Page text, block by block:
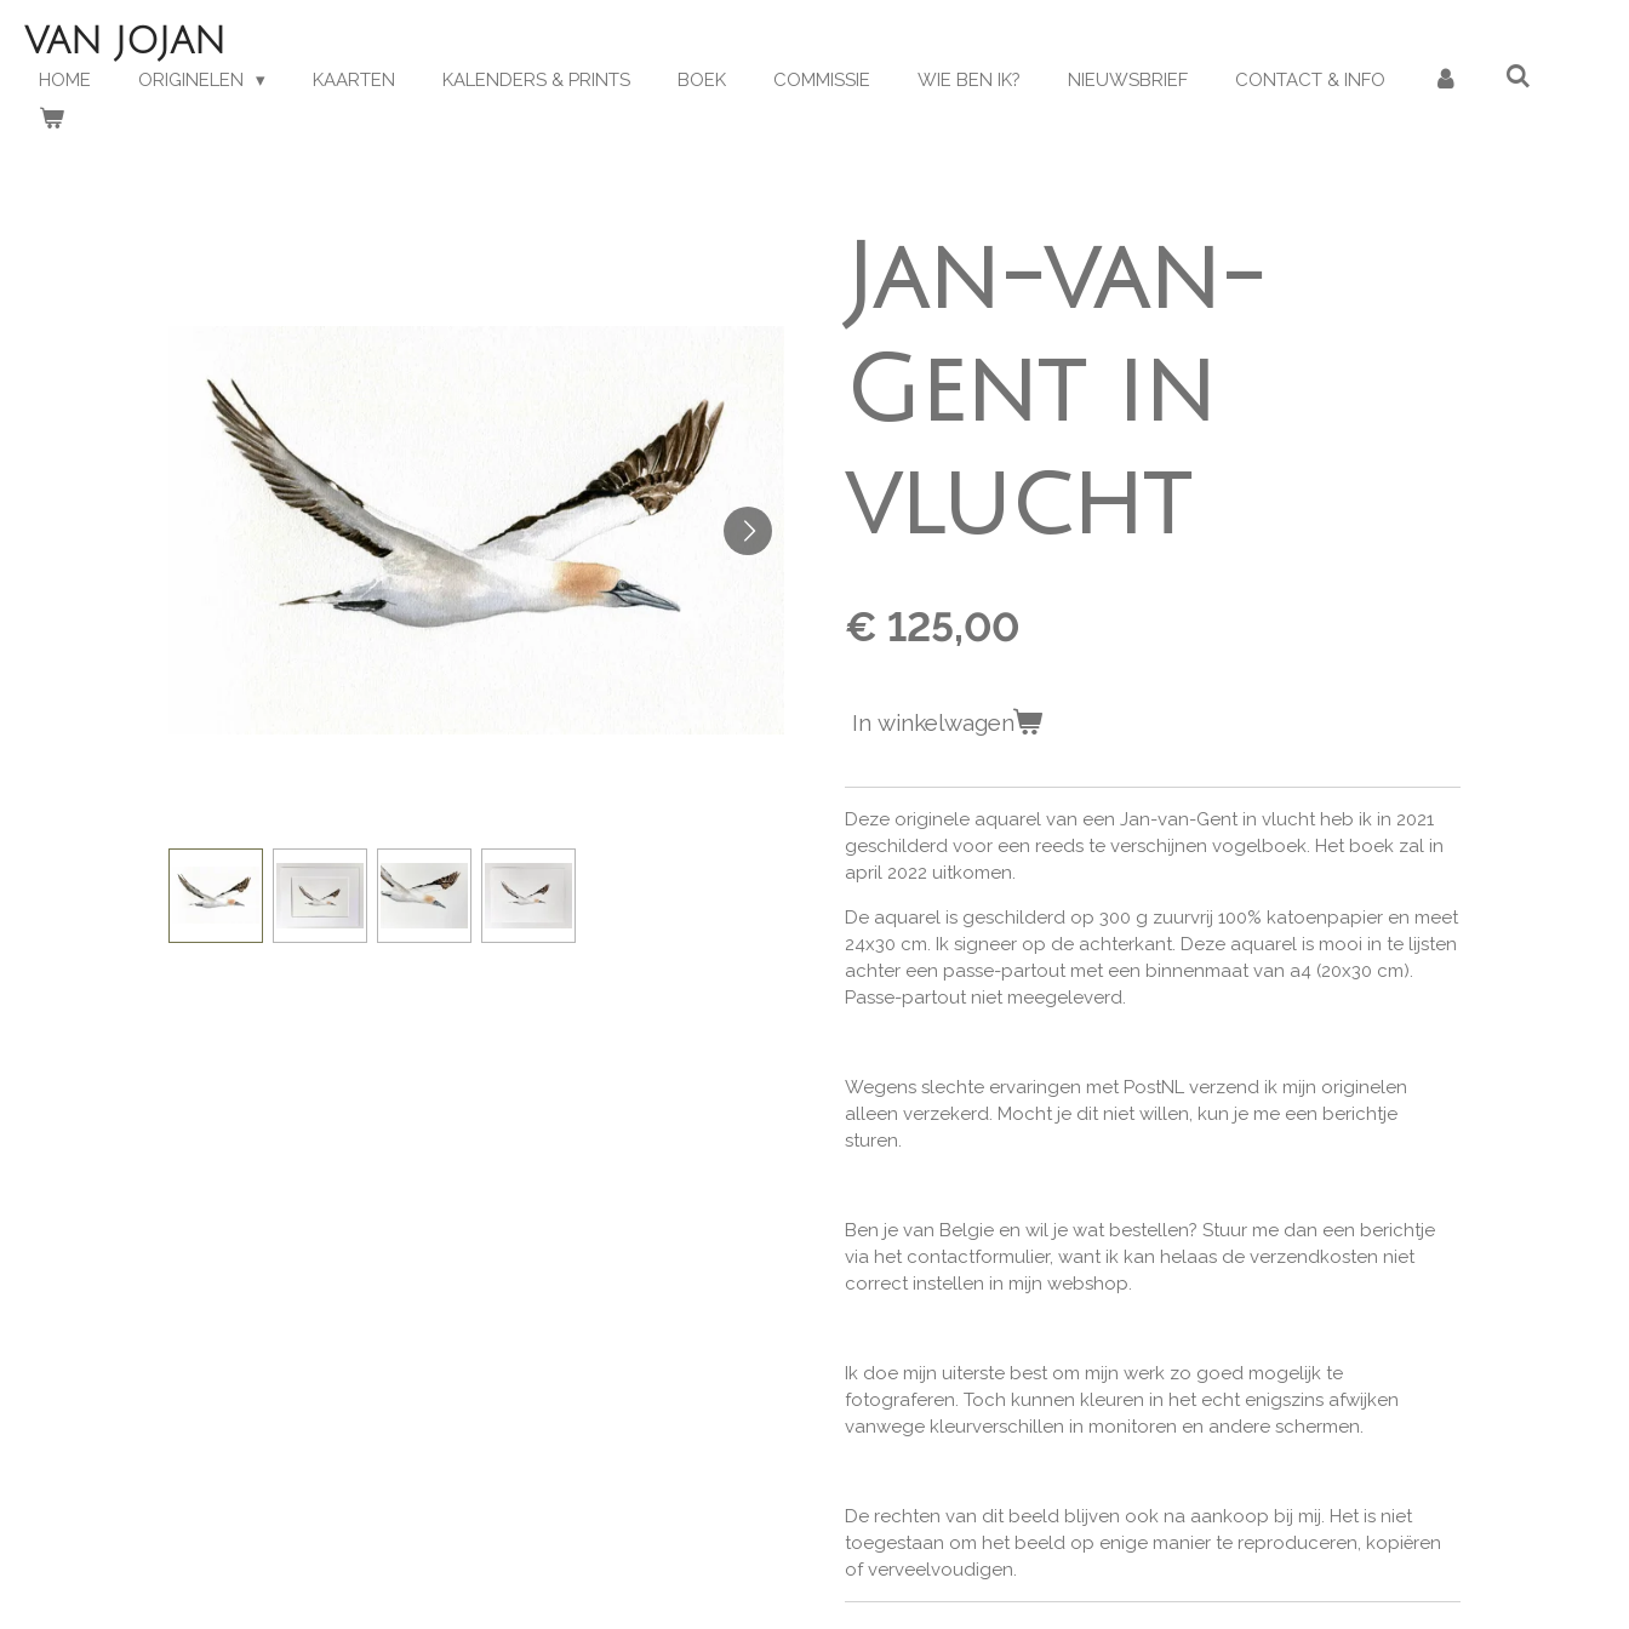
Ga
direct
naar
hoofdinhoud
VAN JOJAN
HOME ORIGINELEN KAARTEN KALENDERS & PRINTS BOEK COMMISSIE WIE BEN IK? NIEUWSBRIEF CONTACT & INFO
Jan-van-
Gent in
vlucht
€ 125,00
In winkelwagen
Deze originele aquarel van een Jan-van-Gent in vlucht heb ik in 2021
geschilderd voor een reeds te verschijnen vogelboek. Het boek zal in
april 2022 uitkomen.
De aquarel is geschilderd op 300 g zuurvrij 100% katoenpapier en meet
24x30 cm. Ik signeer op de achterkant. Deze aquarel is mooi in te lijsten
achter een passe-partout met een binnenmaat van a4 (20x30 cm).
Passe-partout niet meegeleverd.
Wegens slechte ervaringen met PostNL verzend ik mijn originelen
alleen verzekerd. Mocht je dit niet willen, kun je me een berichtje
sturen.
Ben je van Belgie en wil je wat bestellen? Stuur me dan een berichtje
via het contactformulier, want ik kan helaas de verzendkosten niet
correct instellen in mijn webshop.
Ik doe mijn uiterste best om mijn werk zo goed mogelijk te
fotograferen. Toch kunnen kleuren in het echt enigszins afwijken
vanwege kleurverschillen in monitoren en andere schermen.
De rechten van dit beeld blijven ook na aankoop bij mij. Het is niet
toegestaan om het beeld op enige manier te reproduceren, kopiëren
of verveelvoudigen.